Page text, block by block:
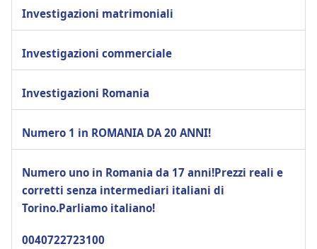
Investigazioni matrimoniali
Investigazioni commerciale
Investigazioni Romania
Numero 1 in ROMANIA DA 20 ANNI!
Numero uno in Romania da 17 anni!Prezzi reali e
corretti senza intermediari italiani di
Torino.Parliamo italiano!
0040722723100